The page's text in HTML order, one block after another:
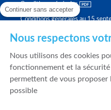
Conditions générales
Conditions générales au 15
Politique de meilleure sélection
Politique de durabilité
Fonds de garantie des dépôts et
Continuer sans accepter
Nous respectons
Nous utilisons des cookies
fonctionnement et la
permettent de vous proposer
possible